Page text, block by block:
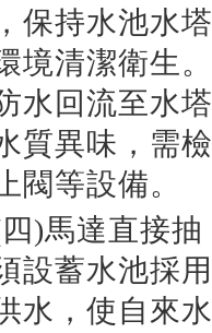
保持水池水塔
境清潔衛生。
水回流至水塔
質異味，需檢
閥等設備。
馬達直接抽
設蓄水池採用
水，使自來水